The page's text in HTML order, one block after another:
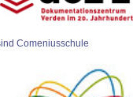
Comeniusschule